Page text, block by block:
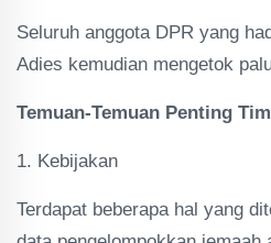
Seluruh anggota DPR yang
Adies kemudian mengetok
Temuan-Temuan Penting
1. Kebijakan
Terdapat beberapa hal yang